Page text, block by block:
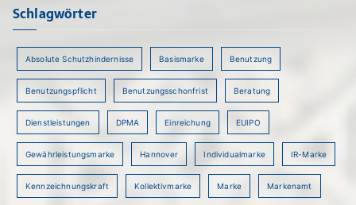
Schlagwörter
Absolute Schutzhindernisse Basismarke Benutzung
Benutzungspflicht Benutzungsschonfrist Beratung
Dienstleistungen DPMA Einreichung EUIPO
Gewährleistungsmarke Hannover Individualmarke IR-Marke
Kennzeichnungskraft Kollektivmarke Marke Markenamt